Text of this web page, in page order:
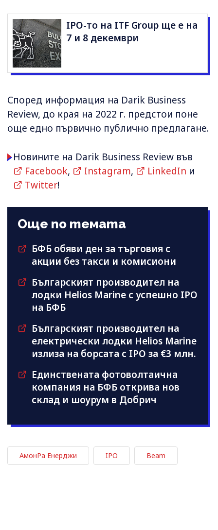
IPO-то на ITF Group ще е на
7 и 8 декември
Според информация на Darik Business
Review, до края на 2022 г. предстои поне
още едно първично публично предлагане.
Новините на Darik Business Review във
Facebook, Instagram, LinkedIn и
Twitter!
Още по темата
БФБ обяви ден за търговия с
акции без такси и комисиони
Българският производител на
лодки Helios Marine с успешно IPO
на БФБ
Българският производител на
електрически лодки Helios Marine
излиза на борсата с IPO за €3 млн.
Единствената фотоволтаична
компания на БФБ открива нов
склад и шоурум в Добрич
АмонРа Енерджи IPO Beam